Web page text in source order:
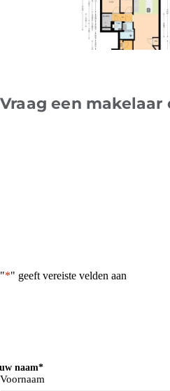
Vraag een
"*" geeft vereiste velden aan
naam*
Voornaam